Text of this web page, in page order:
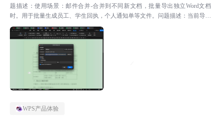
题描述：使用场景：邮件合并-合并到不同新文档，批量导出独立Word文档
时。用于批量生成员工、学生回执，个人通知单等文件。问题描述：当前导出
文件名设置仅支持选择单个域名作为新...
WPS产品体验